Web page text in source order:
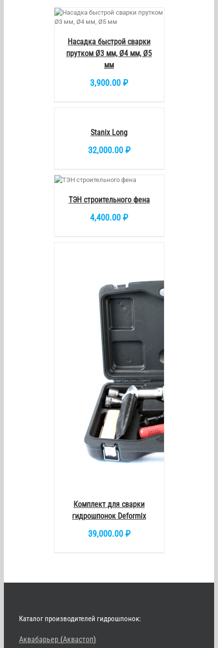
Насадка быстрой сварки
прутком Ø3 мм, Ø4 мм, Ø5
мм
3,900.00 ₽
Stanix Long
32,000.00 ₽
ТЭН строительного фена
4,400.00 ₽
Комплект для сварки
гидрошпонок Deformix
39,000.00 ₽
Каталог производителей гидрошпонок:
Аквабарьер (Аквастоп)